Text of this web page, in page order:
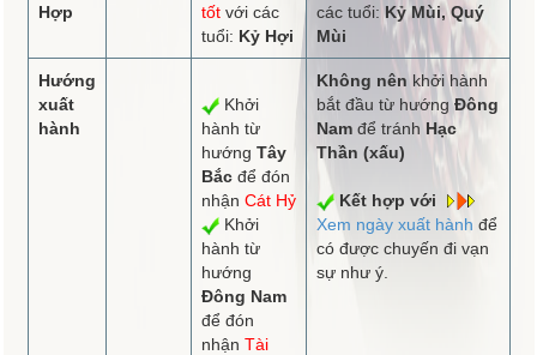
Hợp
tốtvới các
tuổi: Kỷ Hợi
các tuổi:Kỷ Mùi, Quý
Mùi
Hướng
xuất
hành
Khởi
hành từ
hướng Tây
Bắcđể đón
nhận Cát Hỷ
Khởi
hành từ
hướng
Đông Nam
để đón
nhận Tài
Không nên khởi hành
bắt đầu từ hướngĐông
Namđể tránh Hạc
Thần (xấu)
Kết hợp với
Xem ngày xuất hành để
có được chuyến đi vạn
sự như ý.